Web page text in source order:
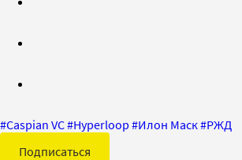
#Caspian VC#Hyperloop #Илон Маск#РЖД
Подписаться